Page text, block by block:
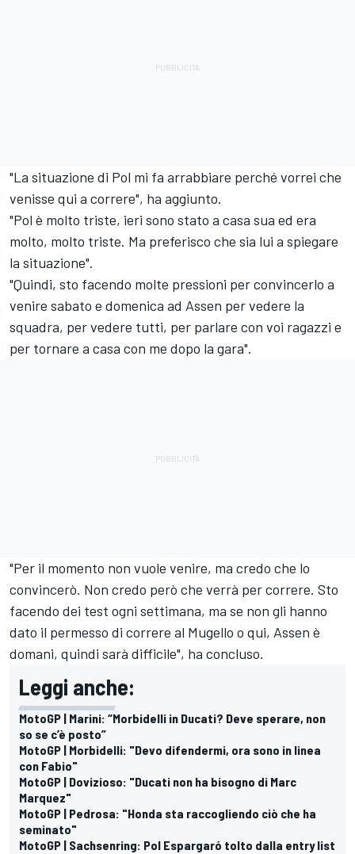
"La situazione di Pol mi fa arrabbiare perché vorrei che
venisse qui a correre", ha aggiunto.
"Pol è molto triste, ieri sono stato a casa sua ed era
molto, molto triste. Ma preferisco che sia lui a spiegare
la situazione".
"Quindi, sto facendo molte pressioni per convincerlo a
venire sabato e domenica ad Assen per vedere la
squadra, per vedere tutti, per parlare con voi ragazzi e
per tornare a casa con me dopo la gara".
"Per il momento non vuole venire, ma credo che lo
convincerò. Non credo però che verrà per correre. Sto
facendo dei test ogni settimana, ma se non gli hanno
dato il permesso di correre al Mugello o qui, Assen è
domani, quindi sarà difficile", ha concluso.
Leggi anche:
MotoGP | Marini: “Morbidelli in Ducati? Deve sperare, non
so se c’è posto”
MotoGP | Morbidelli: "Devo difendermi, ora sono in linea
con Fabio"
MotoGP | Dovizioso: "Ducati non ha bisogno di Marc
Marquez"
MotoGP | Pedrosa: "Honda sta raccogliendo ciò che ha
seminato"
MotoGP | Sachsenring: Pol Espargaró tolto dalla entry list